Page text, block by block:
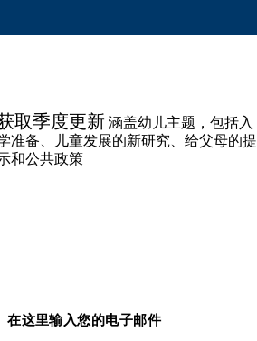
取季度更新涵盖幼儿主题，包括入
准备、儿童发展的新研究、给父母的提
和公共政策
在这里输入您的电子邮件